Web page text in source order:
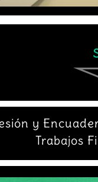
y
Trabajos